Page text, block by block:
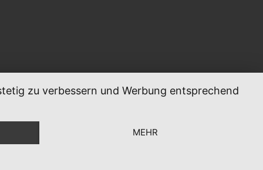
zu verbessern und Werbung entsprechend
MEHR